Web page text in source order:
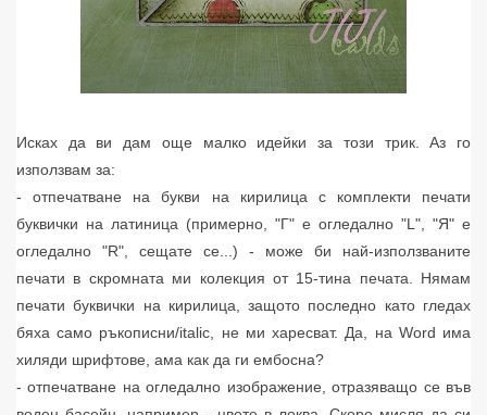
Исках да ви дам още малко идейки за този трик. Аз го
използвам за:
- отпечатване на букви на кирилица с комплекти печати
буквички на латиница (примерно, "Г" е огледално "L", "Я" е
огледално "R", сещате се...) - може би най-използваните
печати в скромната ми колекция от 15-тина печата. Нямам
печати буквички на кирилица, защото последно като гледах
бяха само ръкописни/italic, не ми харесват. Да, на Word има
хиляди шрифтове, ама как да ги ембосна?
- отпечатване на огледално изображение, отразяващо се във